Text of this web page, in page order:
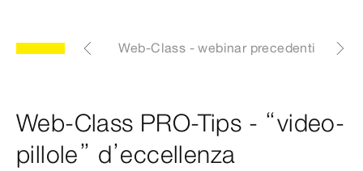
d’eccellenza Web-Class - webinar precedenti
Web-Class PRO-Tips - “video-
pillole” d’eccellenza